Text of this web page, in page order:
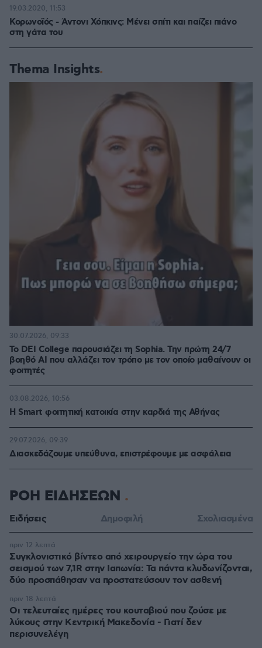
Κορωνοϊός - Άντονι Χόπκινς: Μένει σπίτι και παίζει πιάνο
στη γάτα του
19.03.2020, 11:53
Thema Insights
Το DEI College παρουσιάζει τη Sophia. Την πρώτη 24/7
βοηθό AI που αλλάζει τον τρόπο με τον οποίο μαθαίνουν οι
φοιτητές
30.07.2026, 09:33
Η Smart φοιτητική κατοικία στην καρδιά της Αθήνας
03.08.2026, 10:56
Διασκεδάζουμε υπεύθυνα, επιστρέφουμε με ασφάλεια
29.07.2026, 09:39
ΡΟΗ ΕΙΔΗΣΕΩΝ
Ειδήσεις Δημοφιλή Σχολιασμένα
Συγκλονιστικό βίντεο από χειρουργείο την ώρα του
σεισμού των 7,1R στην Ιαπωνία: Τα πάντα κλυδωνίζονται,
δύο προσπάθησαν να προστατεύσουν τον ασθενή
πριν 12 λεπτά
Οι τελευταίες ημέρες του κουταβιού που ζούσε με
λύκους στην Κεντρική Μακεδονία - Γιατί δεν
περισυνελέγη
πριν 18 λεπτά